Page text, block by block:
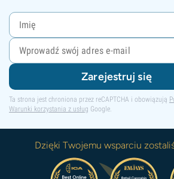
Zarejestruj się
Ta strona jest chroniona przez reCAPTCHA i obowiązują
Warunki korzystania z usług Google.
Dzięki Twojemu wsparciu